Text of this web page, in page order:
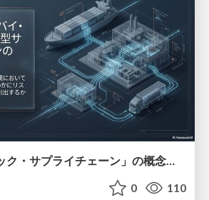
エージェンティック・サプライチェーン」の概念と、製造業におけるその革新的な役割について解説
0 110